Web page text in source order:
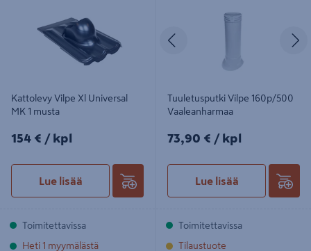
Kattolevy Vilpe Xl Universal
MK 1 musta
154€/kpl
154 € / kpl
Lue lisää
Toimitettavissa
Heti 1 myymälästä
Tuuletusputki Vilpe 160p/500
Vaaleanharmaa
73,90€/kpl
73,90 € / kpl
Lue lisää
Toimitettavissa
Tilaustuote